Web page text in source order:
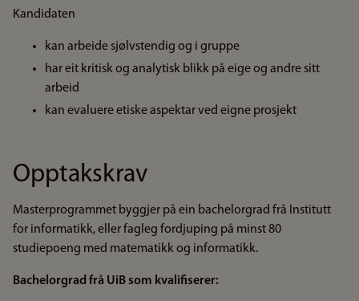
Kandidaten
kan arbeide sjølvstendig og i gruppe
har eit kritisk og analytisk blikk på eige og andre sitt
arbeid
kan evaluere etiske aspektar ved eigne prosjekt
Opptakskrav
Masterprogrammet byggjer på ein bachelorgrad frå Institutt
for informatikk, eller fagleg fordjuping på minst 80
studiepoeng med matematikk og informatikk.
Bachelorgrad frå UiB som kvalifiserer: